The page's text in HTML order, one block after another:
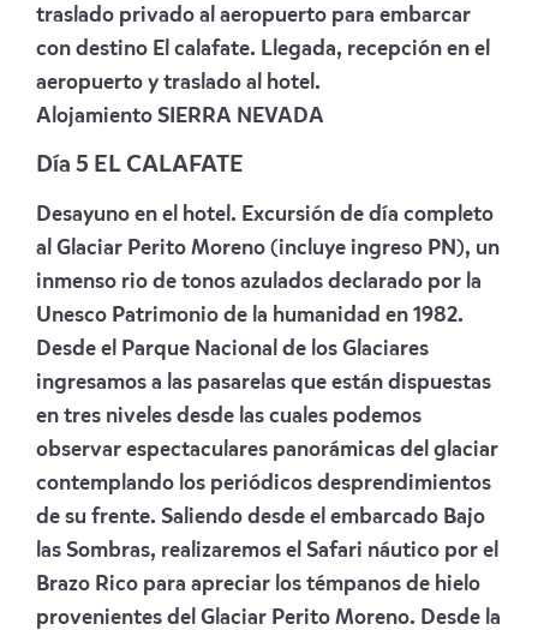
traslado privado al aeropuerto para embarcar
con destino El calafate. Llegada, recepción en el
aeropuerto y traslado al hotel.
Alojamiento SIERRA NEVADA
Día 5 EL CALAFATE
Desayuno en el hotel. Excursión de día completo
al Glaciar Perito Moreno (incluye ingreso PN), un
inmenso rio de tonos azulados declarado por la
Unesco Patrimonio de la humanidad en 1982.
Desde el Parque Nacional de los Glaciares
ingresamos a las pasarelas que están dispuestas
en tres niveles desde las cuales podemos
observar espectaculares panorámicas del glaciar
contemplando los periódicos desprendimientos
de su frente. Saliendo desde el embarcado Bajo
las Sombras, realizaremos el Safari náutico por el
Brazo Rico para apreciar los témpanos de hielo
provenientes del Glaciar Perito Moreno. Desde la